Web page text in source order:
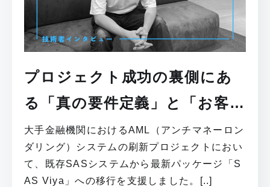
プロジェクト成功の裏側にあ
る「真の要件定義」と「お客様
との対話」
大手金融機関におけるAML（アンチマネーロン
ダリング）システムの刷新プロジェクトにおい
て、既存SASシステムから最新パッケージ「S
AS Viya」への移行を支援しました。[..]